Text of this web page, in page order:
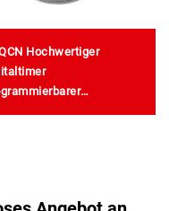
Hochwertiger